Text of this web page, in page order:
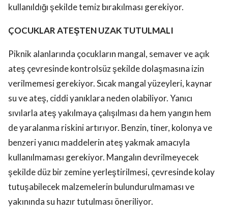
kullanıldığı şekilde temiz bırakılması gerekiyor.
ÇOCUKLAR ATEŞTEN UZAK TUTULMALI
Piknik alanlarında çocukların mangal, semaver ve açık
ateş çevresinde kontrolsüz şekilde dolaşmasına izin
verilmemesi gerekiyor. Sıcak mangal yüzeyleri, kaynar
su ve ateş, ciddi yanıklara neden olabiliyor. Yanıcı
sıvılarla ateş yakılmaya çalışılması da hem yangın hem
de yaralanma riskini artırıyor. Benzin, tiner, kolonya ve
benzeri yanıcı maddelerin ateş yakmak amacıyla
kullanılmaması gerekiyor. Mangalın devrilmeyecek
şekilde düz bir zemine yerleştirilmesi, çevresinde kolay
tutuşabilecek malzemelerin bulundurulmaması ve
yakınında su hazır tutulması öneriliyor.